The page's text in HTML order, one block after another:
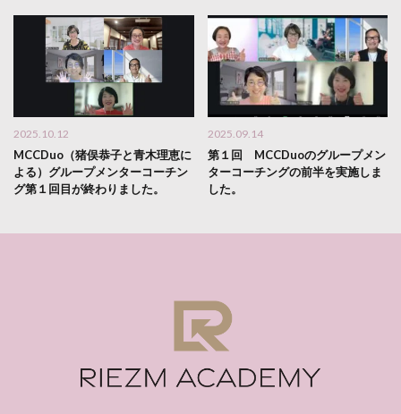
2025.10.12
MCCDuo（猪俣恭子と青木理恵に
よる）グループメンターコーチン
グ第１回目が終わりました。
2025.09.14
第１回 MCCDuoのグループメン
ターコーチングの前半を実施しま
した。